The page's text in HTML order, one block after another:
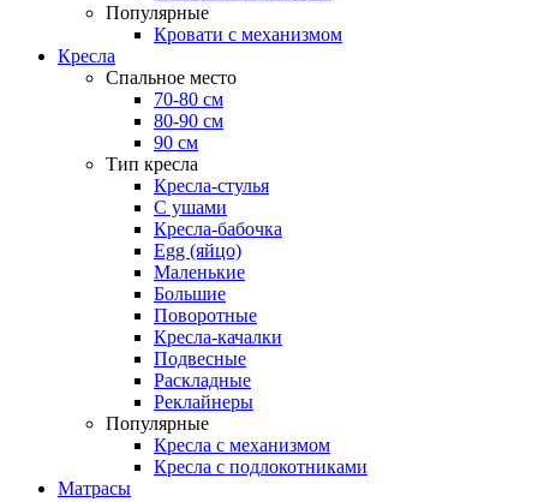
Популярные
Кровати с механизмом
Кресла
Спальное место
70-80 см
80-90 см
90 см
Тип кресла
Кресла-стулья
С ушами
Кресла-бабочка
Egg (яйцо)
Маленькие
Большие
Поворотные
Кресла-качалки
Подвесные
Раскладные
Реклайнеры
Популярные
Кресла с механизмом
Кресла с подлокотниками
Матрасы